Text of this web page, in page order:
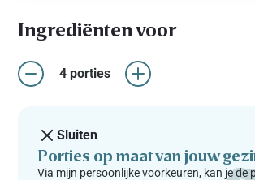
Ingrediënten voor
4 porties
Sluiten
Porties op maat van jouw
Via mijn persoonlijke voorkeuren, kan je de